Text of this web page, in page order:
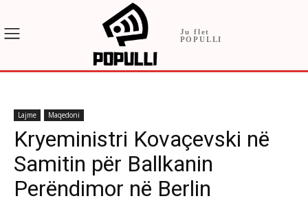
Ju flet
POPULLI
Lajme Maqedoni
Kryeministri Kovaçevski në
Samitin për Ballkanin
Perëndimor në Berlin